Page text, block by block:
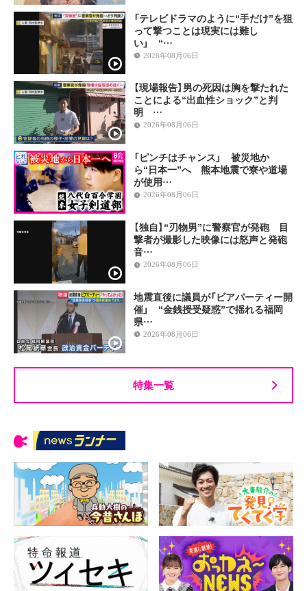
「テレビドラマのように“手だけ”を狙
って撃つことは現実には難し
い」 “…
2026年08月06日
【現場報告】男の死因は胸を撃たれた
ことによる“出血性ショック”と判
明 …
2026年08月06日
「ピンチはチャンス」 被災地か
ら“日本一”へ 熊本地震で寮や道場
が使用…
2026年08月06日
【独自】“刃物男”に警察官が発砲 目
撃者が撮影した映像には怒声と発砲
音…
2026年08月06日
地震直後に議員が「ビアパーティー開
催」 “金銭授受疑惑”で揺れる福岡
県…
2026年08月06日
特集一覧